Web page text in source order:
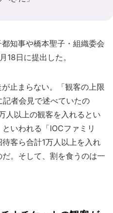
知事や橋本聖子・組織委会
18日に提出した。
止まらない。「観客の上限
記者会見で述べていたの
人以上の観客を入れるとい
いわれる「IOCファミリ
客ら合計1万人以上を入れ
。そして、割を食うのは一